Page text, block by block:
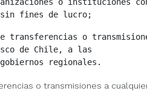
transferencias o
de Chile, a las
o transmisiones a